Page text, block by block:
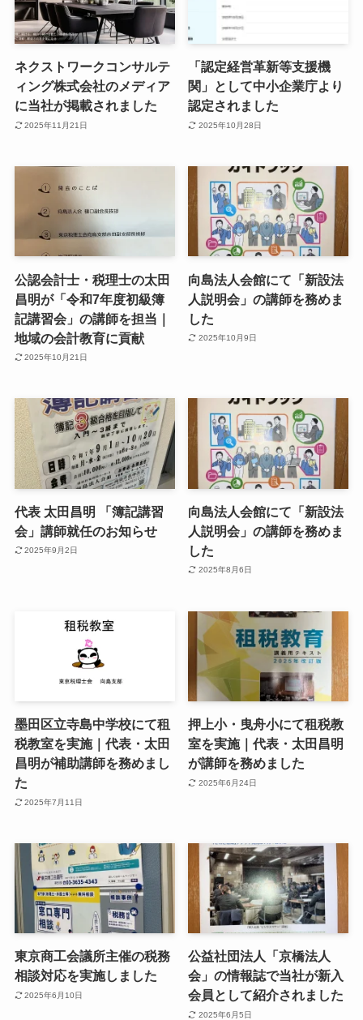
ネクストワークコンサルテ
ィング株式会社のメディア
に当社が掲載されました
2025年11月21日
「認定経営革新等支援機
関」として中小企業庁より
認定されました
2025年10月28日
公認会計士・税理士の太田
昌明が「令和7年度初級簿
記講習会」の講師を担当｜
地域の会計教育に貢献
2025年10月21日
向島法人会館にて「新設法
人説明会」の講師を務めま
した
2025年10月9日
代表 太田昌明 「簿記講習
会」講師就任のお知らせ
2025年9月2日
向島法人会館にて「新設法
人説明会」の講師を務めま
した
2025年8月6日
墨田区立寺島中学校にて租
税教室を実施｜代表・太田
昌明が補助講師を務めまし
た
2025年7月11日
押上小・曳舟小にて租税教
室を実施｜代表・太田昌明
が講師を務めました
2025年6月24日
東京商工会議所主催の税務
相談対応を実施しました
2025年6月10日
公益社団法人「京橋法人
会」の情報誌で当社が新入
会員として紹介されました
2025年6月5日